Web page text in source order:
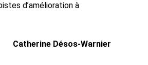
d’amélioration à
Catherine Désos-Warnier